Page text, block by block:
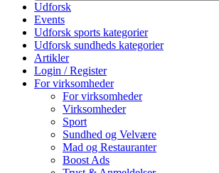
Udforsk
Events
Udforsk sports kategorier
Udforsk sundheds kategorier
Artikler
Login / Register
For virksomheder
For virksomheder
Virksomheder
Sport
Sundhed og Velvære
Mad og Restauranter
Boost Ads